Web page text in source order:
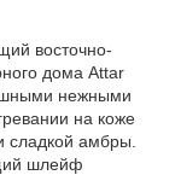
восточно-
дома Attar
нежными
на коже
сладкой амбры.
шлейф